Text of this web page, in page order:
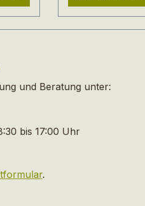
und Beratung unter:
bis 17:00 Uhr
.